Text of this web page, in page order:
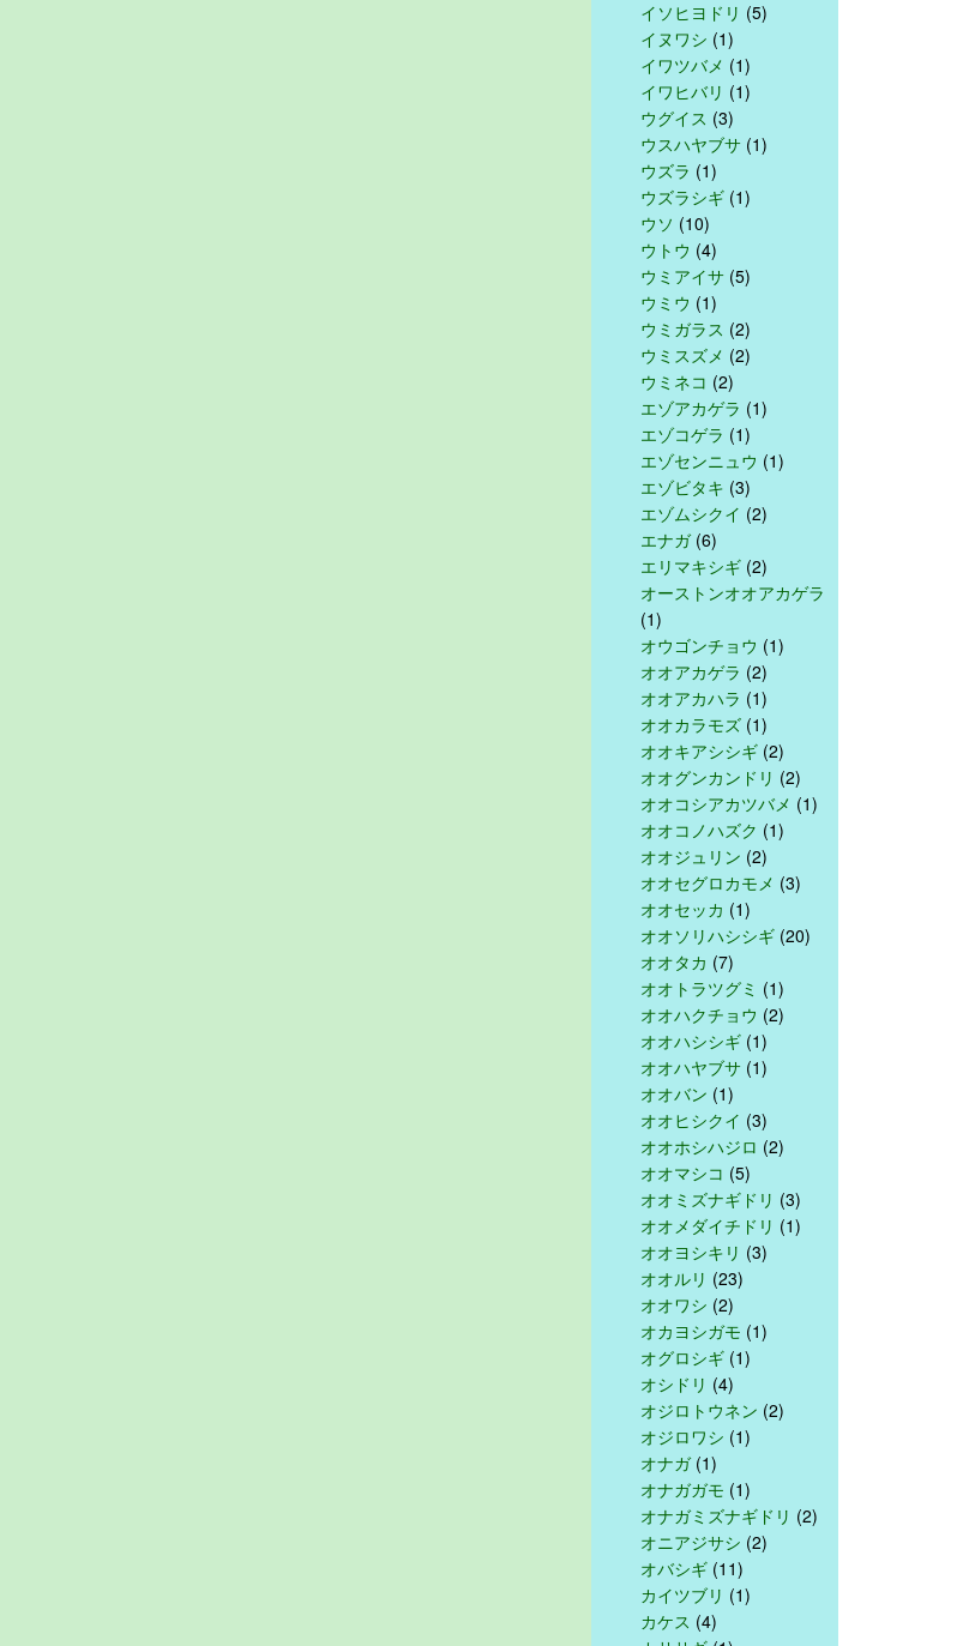
イソヒヨドリ (5)
イヌワシ (1)
イワツバメ (1)
イワヒバリ (1)
ウグイス (3)
ウスハヤブサ (1)
ウズラ (1)
ウズラシギ (1)
ウソ (10)
ウトウ (4)
ウミアイサ (5)
ウミウ (1)
ウミガラス (2)
ウミスズメ (2)
ウミネコ (2)
エゾアカゲラ (1)
エゾコゲラ (1)
エゾセンニュウ (1)
エゾビタキ (3)
エゾムシクイ (2)
エナガ(6)
エリマキシギ (2)
オーストンオオアカゲラ
(1)
オウゴンチョウ (1)
オオアカゲラ (2)
オオアカハラ (1)
オオカラモズ (1)
オオキアシシギ (2)
オオグンカンドリ (2)
オオコシアカツバメ (1)
オオコノハズク (1)
オオジュリン (2)
オオセグロカモメ (3)
オオセッカ (1)
オオソリハシシギ (20)
オオタカ (7)
オオトラツグミ (1)
オオハクチョウ (2)
オオハシシギ (1)
オオハヤブサ (1)
オオバン (1)
オオヒシクイ (3)
オオホシハジロ (2)
オオマシコ (5)
オオミズナギドリ (3)
オオメダイチドリ (1)
オオヨシキリ (3)
オオルリ (23)
オオワシ (2)
オカヨシガモ (1)
オグロシギ (1)
オシドリ (4)
オジロトウネン (2)
オジロワシ (1)
オナガ(1)
オナガガモ (1)
オナガミズナギドリ (2)
オニアジサシ (2)
オバシギ (11)
カイツブリ (1)
カケス (4)